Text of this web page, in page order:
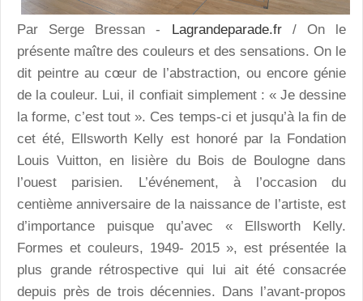
Par Serge Bressan - Lagrandeparade.fr / On le
présente maître des couleurs et des sensations. On le
dit peintre au cœur de l’abstraction, ou encore génie
de la couleur. Lui, il confiait simplement : « Je dessine
la forme, c’est tout ». Ces temps-ci et jusqu’à la fin de
cet été, Ellsworth Kelly est honoré par la Fondation
Louis Vuitton, en lisière du Bois de Boulogne dans
l’ouest parisien. L’événement, à l’occasion du
centième anniversaire de la naissance de l’artiste, est
d’importance puisque qu’avec « Ellsworth Kelly.
Formes et couleurs, 1949- 2015 », est présentée la
plus grande rétrospective qui lui ait été consacrée
depuis près de trois décennies. Dans l’avant-propos